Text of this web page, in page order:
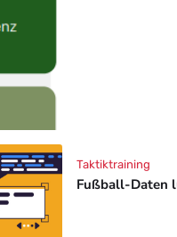
Fußball-Daten
Taktiktraining